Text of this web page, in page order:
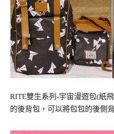
RITE雙生系列-宇宙漫遊包(紙
的後背包，可以將包包的後側